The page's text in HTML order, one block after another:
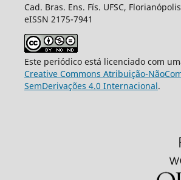
Cad. Bras. Ens. Fís. UFSC,
eISSN 2175-7941
Este periódico está licenciado com
Creative Commons Atribuição-
SemDerivações 4.0 Internacional.